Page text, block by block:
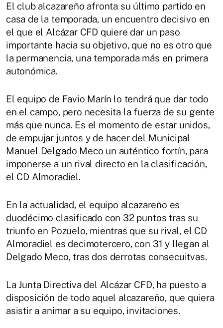
El club alcazareño afronta su último partido en
casa de la temporada, un encuentro decisivo en
el que el Alcázar CFD quiere dar un paso
importante hacia su objetivo, que no es otro que
la permanencia, una temporada más en primera
autonómica.
El equipo de Favio Marín lo tendrá que dar todo
en el campo, pero necesita la fuerza de su gente
más que nunca. Es el momento de estar unidos,
de empujar juntos y de hacer del Municipal
Manuel Delgado Meco un auténtico fortín, para
imponerse a un rival directo en la clasificación,
el CD Almoradiel.
En la actualidad, el equipo alcazareño es
duodécimo clasificado con 32 puntos tras su
triunfo en Pozuelo, mientras que su rival, el CD
Almoradiel es decimotercero, con 31 y llegan al
Delgado Meco, tras dos derrotas consecuitvas.
La Junta Directiva del Alcázar CFD, ha puesto a
disposición de todo aquel alcazareño, que quiera
asistir a animar a su equipo, invitaciones.